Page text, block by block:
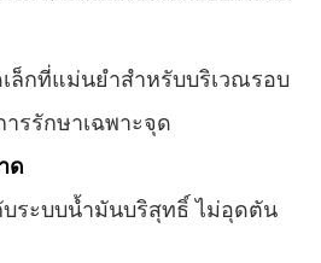
ล็กที่แม่นยำสำหรับบริเวณรอบ
รรักษาเฉพาะจุด
ด
บระบบน้ำมันบริสุทธิ์ ไม่อุดตัน